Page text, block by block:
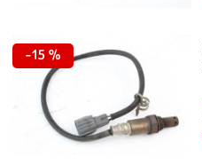
-15 %